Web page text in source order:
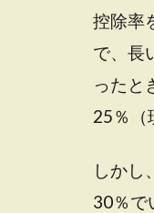
控除率
で、長
ったと
25％（
しかし
30％で